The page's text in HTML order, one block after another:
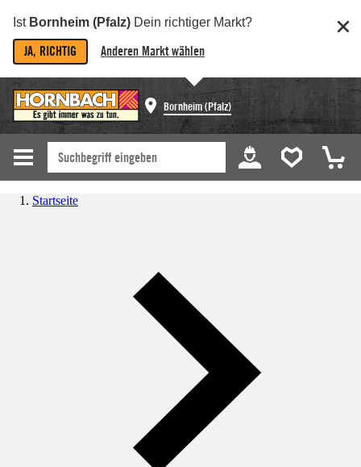
Ist Bornheim (Pfalz) Dein richtiger Markt?
JA, RICHTIG Anderen Markt wählen
Bornheim (Pfalz)
Startseite